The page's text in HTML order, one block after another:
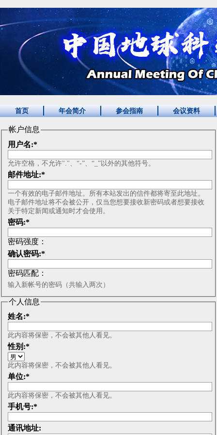
首页 年会简介 参会指南 会议资料
帐户信息
用户名:*
允许空格，不允许"."、“-”、“_”以外的其他符号。
邮件地址:*
一个有效的电子邮件地址。所有本站发出的信件都将寄至此地址。
电子邮件地址将不会被公开，仅当您想要接收新密码或者想要接收
关于特定新闻或通知时才会使用。
密码:*
密码强度：
确认密码:*
密码匹配：
输入新帐号的密码（共输入两次）
个人信息
姓名:*
此内容将保密，不会被其他人看见。
性别:*
此内容将保密，不会被其他人看见。
单位:*
此内容将保密，不会被其他人看见。
手机号:*
通讯地址: